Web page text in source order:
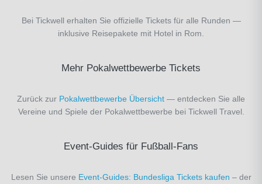
Bei Tickwell erhalten Sie offizielle Tickets für alle Runden —
inklusive Reisepakete mit Hotel in Rom.
Mehr Pokalwettbewerbe Tickets
Zurück zur Pokalwettbewerbe Übersicht — entdecken Sie alle
Vereine und Spiele der Pokalwettbewerbe bei Tickwell Travel.
Event-Guides für Fußball-Fans
Lesen Sie unsere Event-Guides: Bundesliga Tickets kaufen – der